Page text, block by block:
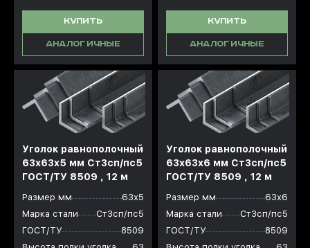
КУПИТЬ
АНАЛОГИЧНЫЕ
КУПИТЬ
АНАЛОГИЧНЫЕ
Уголок равнополочный
63x63x5 мм Ст3сп/пс5
ГОСТ/ТУ 8509 , 12 м
Размер мм
63х5
Марка стали
Ст3сп/пс5
ГОСТ/ТУ
8509
Уголок равнополочный
63x63x6 мм Ст3сп/пс5
ГОСТ/ТУ 8509 , 12 м
Размер мм
63х6
Марка стали
Ст3сп/пс5
ГОСТ/ТУ
8509